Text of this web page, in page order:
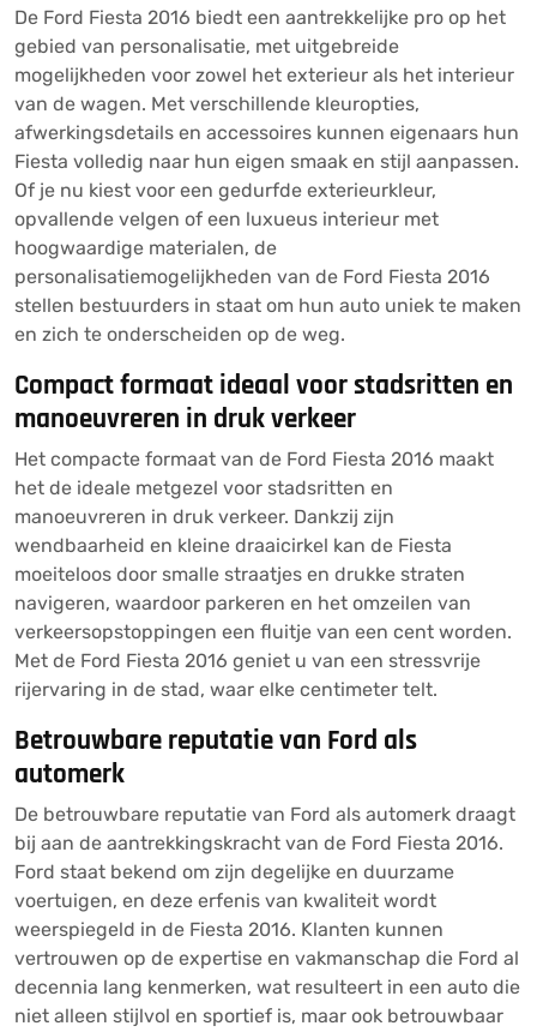
De Ford Fiesta 2016 biedt een aantrekkelijke pro op het
gebied van personalisatie, met uitgebreide
mogelijkheden voor zowel het exterieur als het interieur
van de wagen. Met verschillende kleuropties,
afwerkingsdetails en accessoires kunnen eigenaars hun
Fiesta volledig naar hun eigen smaak en stijl aanpassen.
Of je nu kiest voor een gedurfde exterieurkleur,
opvallende velgen of een luxueus interieur met
hoogwaardige materialen, de
personalisatiemogelijkheden van de Ford Fiesta 2016
stellen bestuurders in staat om hun auto uniek te maken
en zich te onderscheiden op de weg.
Compact formaat ideaal voor stadsritten en
manoeuvreren in druk verkeer
Het compacte formaat van de Ford Fiesta 2016 maakt
het de ideale metgezel voor stadsritten en
manoeuvreren in druk verkeer. Dankzij zijn
wendbaarheid en kleine draaicirkel kan de Fiesta
moeiteloos door smalle straatjes en drukke straten
navigeren, waardoor parkeren en het omzeilen van
verkeersopstoppingen een fluitje van een cent worden.
Met de Ford Fiesta 2016 geniet u van een stressvrije
rijervaring in de stad, waar elke centimeter telt.
Betrouwbare reputatie van Ford als
automerk
De betrouwbare reputatie van Ford als automerk draagt
bij aan de aantrekkingskracht van de Ford Fiesta 2016.
Ford staat bekend om zijn degelijke en duurzame
voertuigen, en deze erfenis van kwaliteit wordt
weerspiegeld in de Fiesta 2016. Klanten kunnen
vertrouwen op de expertise en vakmanschap die Ford al
decennia lang kenmerken, wat resulteert in een auto die
niet alleen stijlvol en sportief is, maar ook betrouwbaar